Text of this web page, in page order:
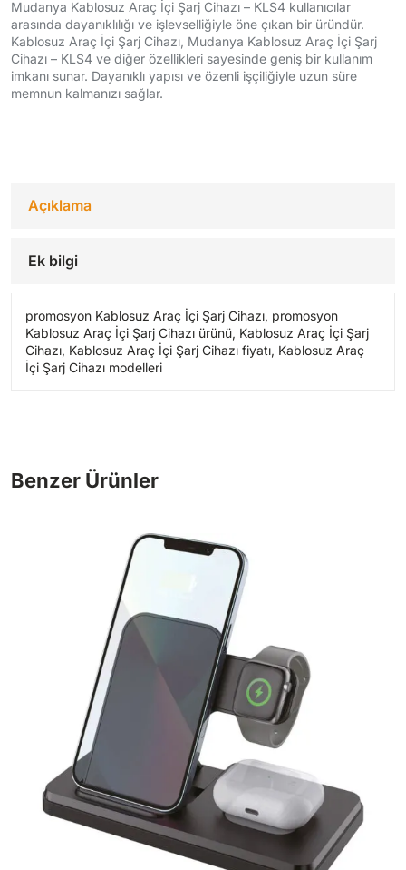
Mudanya Kablosuz Araç İçi Şarj Cihazı – KLS4 kullanıcılar
arasında dayanıklılığı ve işlevselliğiyle öne çıkan bir üründür.
Kablosuz Araç İçi Şarj Cihazı, Mudanya Kablosuz Araç İçi Şarj
Cihazı – KLS4 ve diğer özellikleri sayesinde geniş bir kullanım
imkanı sunar. Dayanıklı yapısı ve özenli işçiliğiyle uzun süre
memnun kalmanızı sağlar.
Açıklama
Ek bilgi
promosyon Kablosuz Araç İçi Şarj Cihazı, promosyon
Kablosuz Araç İçi Şarj Cihazı ürünü, Kablosuz Araç İçi Şarj
Cihazı, Kablosuz Araç İçi Şarj Cihazı fiyatı, Kablosuz Araç
İçi Şarj Cihazı modelleri